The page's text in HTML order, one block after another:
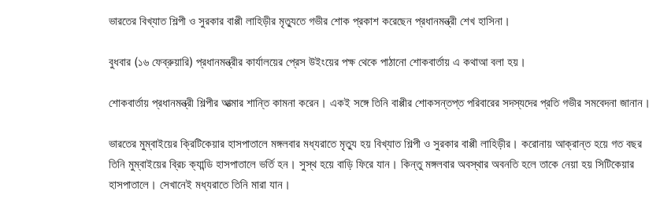
ভারতের বিখ্যাত শিল্পী ও সুরকার বাপ্পী লাহিড়ীর মৃত্যুতে গভীর শোক প্রকাশ করেছেন প্রধানমন্ত্রী শেখ হাসিনা।
বুধবার (১৬ ফেব্রুয়ারি) প্রধানমন্ত্রীর কার্যালয়ের প্রেস উইংয়ের পক্ষ থেকে পাঠানো শোকবার্তায় এ কথাআ বলা হয়।
শোকবার্তায় প্রধানমন্ত্রী শিল্পীর আত্মার শান্তি কামনা করেন। একই সঙ্গে তিনি বাপ্পীর শোকসন্তপ্ত পরিবারের সদস্যদের প্রতি গভীর সমবেদনা জানান।
ভারতের মুম্বাইয়ের ক্রিটিকেয়ার হাসপাতালে মঙ্গলবার মধ্যরাতে মৃত্যু হয় বিখ্যাত শিল্পী ও সুরকার বাপ্পী লাহিড়ীর। করোনায় আক্রান্ত হয়ে গত বছর
তিনি মুম্বাইয়ের ব্রিচ ক্যান্ডি হাসপাতালে ভর্তি হন। সুস্থ হয়ে বাড়ি ফিরে যান। কিন্তু মঙ্গলবার অবস্থার অবনতি হলে তাকে নেয়া হয় সিটিকেয়ার
হাসপাতালে। সেখানেই মধ্যরাতে তিনি মারা যান।